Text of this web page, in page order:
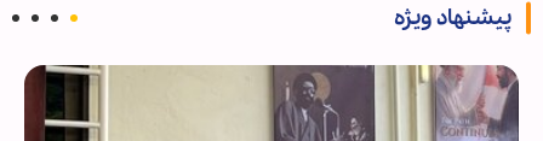
پیشنهاد ویژه